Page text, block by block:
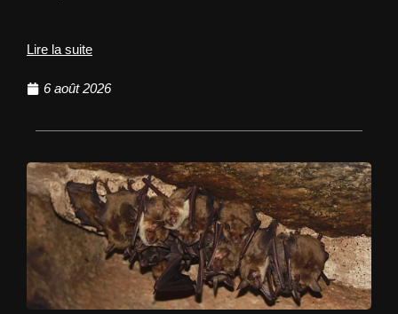
Lire la suite
6 août 2026